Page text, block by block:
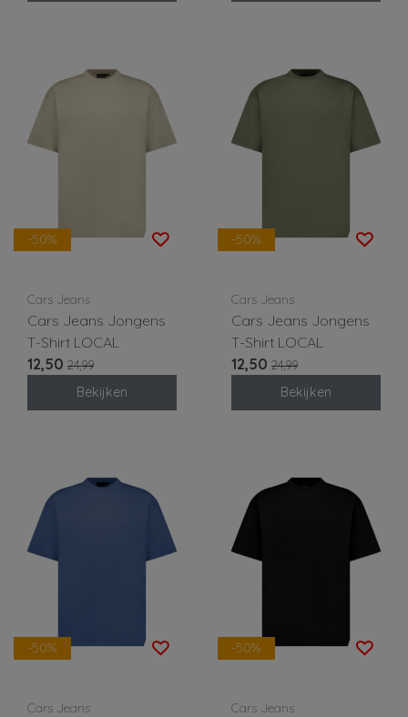
-50%
Cars Jeans
Cars Jeans Jongens
T-Shirt LOCAL
12,50 24,99
Bekijken
-50%
Cars Jeans
Cars Jeans Jongens
T-Shirt LOCAL
12,50 24,99
Bekijken
-50%
Cars Jeans
-50%
Cars Jeans